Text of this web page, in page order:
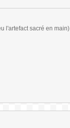
l'artefact sacré en